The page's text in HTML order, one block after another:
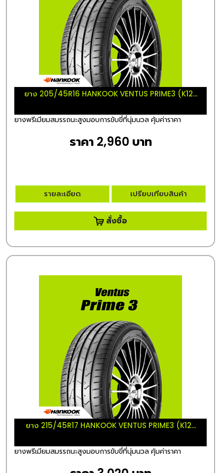
ยาง 205/45R16 HANKOOK VENTUS PRIME3 (K12...
ยางพรีเมียมสมรรถนะสูงมอบการขับขี่ที่นุ่มนวล คุ้มค่าราคา
ราคา 2,960 บาท
รายละเอียด เปรียบเทียบสินค้า
สั่งซื้อ
ยาง 215/45R17 HANKOOK VENTUS PRIME3 (K12...
ยางพรีเมียมสมรรถนะสูงมอบการขับขี่ที่นุ่มนวล คุ้มค่าราคา